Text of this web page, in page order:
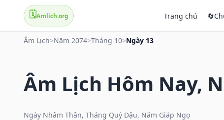
🗓️Amlich.org Trang chủ 🔄
Âm Lịch>Năm 2074>Tháng 10>Ngày 13
Âm Lịch Hôm Nay,
Ngày Nhâm Thân, Tháng Quý Dậu, Năm Giáp Ngọ